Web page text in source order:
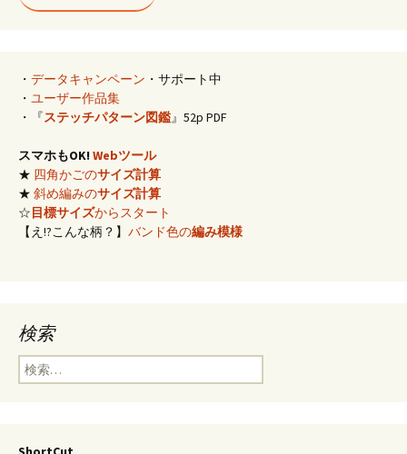
・ データキャンペーン ・サポート中
・ ユーザー作品集
・『ステッチパターン図鑑』52p PDF
スマホもOK! Webツール
★ 四角かごのサイズ計算
★ 斜め編みのサイズ計算
☆目標サイズからスタート
【え!?こんな柄？】 バンド色の編み模様
検索
検
索: